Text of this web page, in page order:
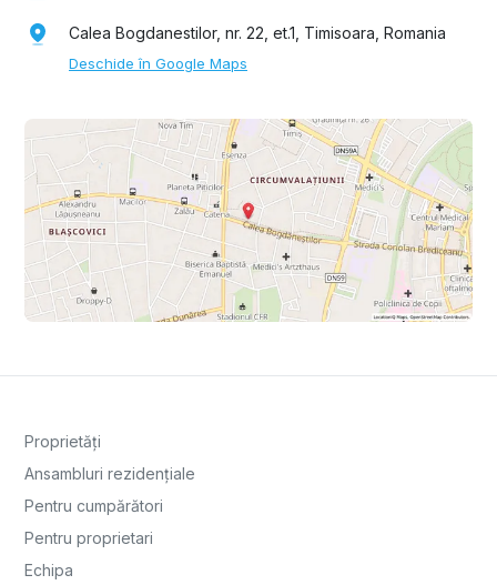
Calea Bogdanestilor, nr. 22, et.1, Timisoara, Romania
Deschide în Google Maps
Proprietăți
Ansambluri rezidențiale
Pentru cumpărători
Pentru proprietari
Echipa